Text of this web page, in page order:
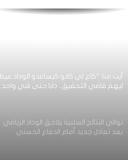
أيت منا: “كاع لي كانو كيساعدو الوداد عيط
ليهم قاضي التحقيق.. دابا حتى شي واحد
توالي النتائج السلبية يلاحق الوداد الرياضي
بعد تعادل جديد أمام الدفاع الحسني